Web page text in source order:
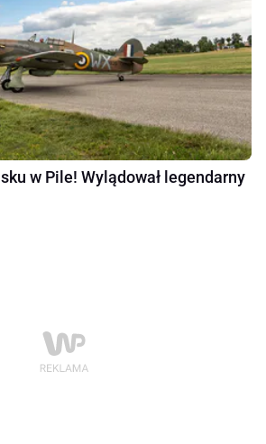
w Pile! Wylądował legendarny